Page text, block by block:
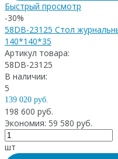
Быстрый просмотр
-30%
58DB-23125 Стол
140*140*35
Артикул товара:
58DB-23125
В наличии:
5
139 020 руб.
198 600 руб.
Экономия: 59 580 руб.
шт